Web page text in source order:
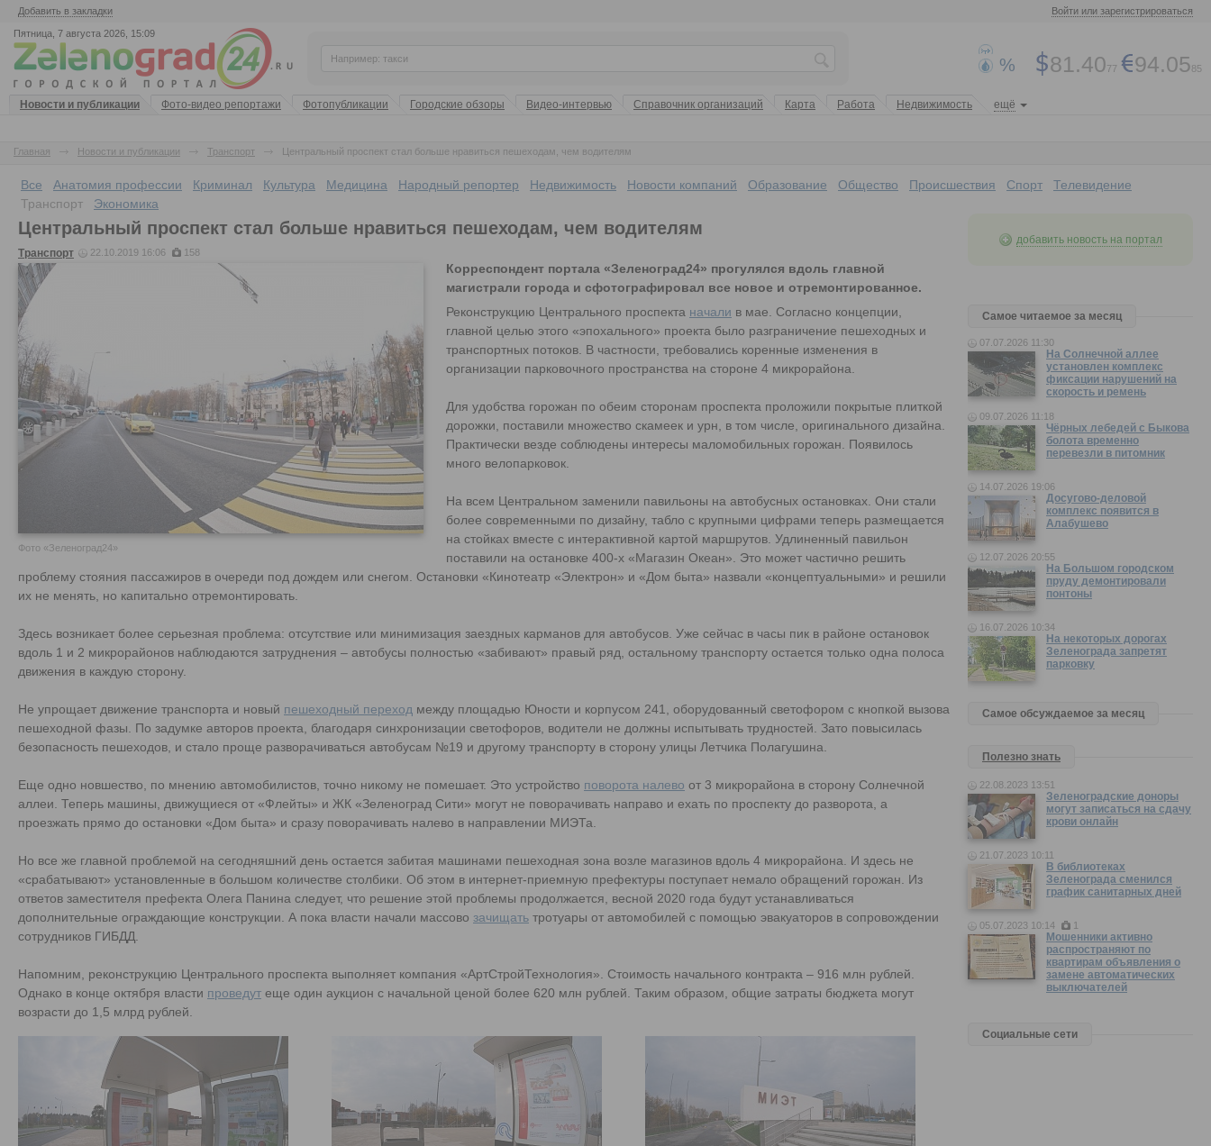
Добавить в закладки Войти или зарегистрироваться
Пятница, 7 августа 2026, 15:09
% 81.4077 94.0585
Новости и публикации Фото-видео репортажи Фотопубликации Городские обзоры Видео-интервью Справочник организаций Карта Работа Недвижимость ещё
Главная Новости и публикации Транспорт Центральный проспект стал больше нравиться пешеходам, чем водителям
Все Анатомия профессии Криминал Культура Медицина Народный репортер Недвижимость Новости компаний Образование Общество Происшествия Спорт
Телевидение
Транспорт
Экономика
Центральный проспект стал больше нравиться пешеходам, чем водителям
Транспорт 22.10.2019 16:06 158
Фото «Зеленоград24»
Корреспондент портала «Зеленоград24» прогулялся вдоль главной
магистрали города и сфотографировал все новое и отремонтированное.
Реконструкцию Центрального проспекта начали в мае. Согласно концепции,
главной целью этого «эпохального» проекта было разграничение пешеходных и
транспортных потоков. В частности, требовались коренные изменения в
организации парковочного пространства на стороне 4 микрорайона.
Для удобства горожан по обеим сторонам проспекта проложили покрытые плиткой
дорожки, поставили множество скамеек и урн, в том числе, оригинального дизайна.
Практически везде соблюдены интересы маломобильных горожан. Появилось
много велопарковок.
На всем Центральном заменили павильоны на автобусных остановках. Они стали
более современными по дизайну, табло с крупными цифрами теперь размещается
на стойках вместе с интерактивной картой маршрутов. Удлиненный павильон
поставили на остановке 400-х «Магазин Океан». Это может частично решить
проблему стояния пассажиров в очереди под дождем или снегом. Остановки «Кинотеатр «Электрон» и «Дом быта» назвали «концептуальными» и решили
их не менять, но капитально отремонтировать.
Здесь возникает более серьезная проблема: отсутствие или минимизация заездных карманов для автобусов. Уже сейчас в часы пик в районе остановок
вдоль 1 и 2 микрорайонов наблюдаются затруднения – автобусы полностью «забивают» правый ряд, остальному транспорту остается только одна полоса
движения в каждую сторону.
Не упрощает движение транспорта и новый пешеходный переход между площадью Юности и корпусом 241, оборудованный светофором с кнопкой вызова
пешеходной фазы. По задумке авторов проекта, благодаря синхронизации светофоров, водители не должны испытывать трудностей. Зато повысилась
безопасность пешеходов, и стало проще разворачиваться автобусам №19 и другому транспорту в сторону улицы Летчика Полагушина.
Еще одно новшество, по мнению автомобилистов, точно никому не помешает. Это устройство поворота налево от 3 микрорайона в сторону Солнечной
аллеи. Теперь машины, движущиеся от «Флейты» и ЖК «Зеленоград Сити» могут не поворачивать направо и ехать по проспекту до разворота, а
проезжать прямо до остановки «Дом быта» и сразу поворачивать налево в направлении МИЭТа.
Но все же главной проблемой на сегодняшний день остается забитая машинами пешеходная зона возле магазинов вдоль 4 микрорайона. И здесь не
«срабатывают» установленные в большом количестве столбики. Об этом в интернет-приемную префектуры поступает немало обращений горожан. Из
ответов заместителя префекта Олега Панина следует, что решение этой проблемы продолжается, весной 2020 года будут устанавливаться
дополнительные ограждающие конструкции. А пока власти начали массово зачищать тротуары от автомобилей с помощью эвакуаторов в сопровождении
сотрудников ГИБДД.
Напомним, реконструкцию Центрального проспекта выполняет компания «АртСтройТехнология». Стоимость начального контракта – 916 млн рублей.
Однако в конце октября власти проведут еще один аукцион с начальной ценой более 620 млн рублей. Таким образом, общие затраты бюджета могут
возрасти до 1,5 млрд рублей.
добавить новость на портал
Самое читаемое за месяц
07.07.2026 11:30
На Солнечной аллее
установлен комплекс
фиксации нарушений на
скорость и ремень
09.07.2026 11:18
Чёрных лебедей с Быкова
болота временно
перевезли в питомник
14.07.2026 19:06
Досугово-деловой
комплекс появится в
Алабушево
12.07.2026 20:55
На Большом городском
пруду демонтировали
понтоны
16.07.2026 10:34
На некоторых дорогах
Зеленограда запретят
парковку
Самое обсуждаемое за месяц
Полезно знать
22.08.2023 13:51
Зеленоградские доноры
могут записаться на сдачу
крови онлайн
21.07.2023 10:11
В библиотеках
Зеленограда сменился
график санитарных дней
05.07.2023 10:14 1
Мошенники активно
распространяют по
квартирам объявления о
замене автоматических
выключателей
Социальные сети